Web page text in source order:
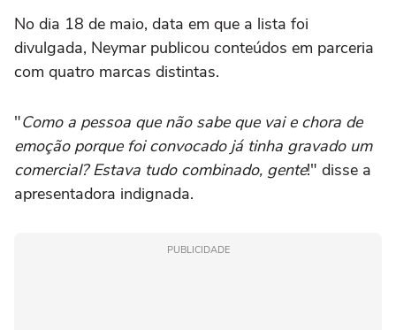
No dia 18 de maio, data em que a lista foi
divulgada, Neymar publicou conteúdos em parceria
com quatro marcas distintas.
"Como a pessoa que não sabe que vai e chora de
emoção porque foi convocado já tinha gravado um
comercial? Estava tudo combinado, gente!" disse a
apresentadora indignada.
PUBLICIDADE